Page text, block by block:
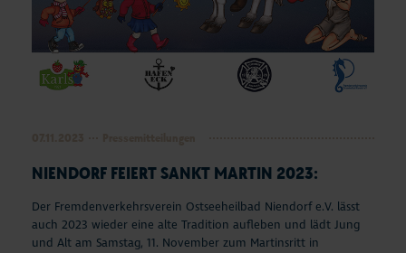
NIENDORF FEIERT SANKT MARTIN 2023:
Der Fremdenverkehrsverein Ostseeheilbad Niendorf e.V. lässt
auch 2023 wieder eine alte Tradition aufleben und lädt Jung
und Alt am Samstag, 11. November zum Martinsritt in